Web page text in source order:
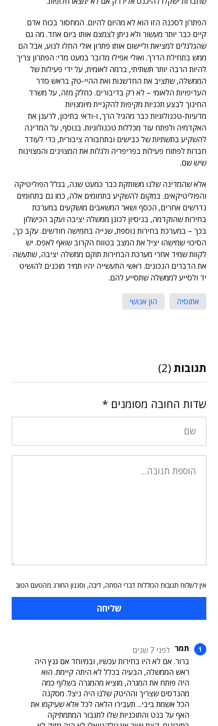
הפתרון לסכנה הזו הוא לא מהיום להיום. המחסור בכוח אדם
קיים כבר יותר מעשור ולא ניתן לצמצם אותו ביום אחד. מה גם
שהגלגלים למציאת וליישום אותו פתרון אולי החלו לנוע, אבל הם
ממש בתחילת הדרך. ואולי אפילו מדובר במעט מדי: הפתרון צריך
להיות הרבה יותר תשתיתי, ברמה לאומית, על ידי פעילות של
הממשלה, שתציב את החדשנות ואת ההיי-טק בראש סדר
העדיפויות הלאומי – לא רק בדיבורים. כחלק מזה, על משרד
החינוך לבצע תכניות מקיפות להקניית מיומנויות
מדעיות-טכנולוגיות כבר מהגיל הרך, ו-ודאי בתיכון, לרענן את
האקדמיה ולפתח עוד מכללות טכנולוגיות. בנוסף, על המדינה
להשקיע בתשתיות של כבישים ובתחבורה ציבורית, כדי לעודד
חברות לפתוח פעילות בפריפריה ולגלות את המצוינים והמצוינות
שיש שם.
אלא שהמדינה שלנו משותקת כבר כמעט שנה, בגלל הפוליטיקה
והפוליטיקאים. במקום להשקיע בתחומים אלה, כמו גם בתחומים
נדרשים אחרים, הכסף ושאר המשאבים מושקעים במערכת
בחירות שהוקדמה, בניסיון לכונן ממשלה יציבה ועקב הכישלון
בכך – במערכת בחירות נוספת, שנייה בחמישה חודשים. עקב כך,
הסיכוי שמישהו יציל את המצב בטווח הקרוב שואף לאפס. יש
לקוות שמיד אחרי מערכת הבחירות תוקם ממשלה יציבה, שתעשה
את הדברים הנכונים. ראשי התעשייה יהיו תמיד מוכנים להושיט
יד ולסייע לממשלה שתסייע להם.
אתוסיה הון אנושי
תגובות (2)
שדות החובה מסומנים *
אין לשלוח תגובות הכוללות דברי הסתה, דיבה, וסגנון החורג מהטעם הטוב
תמר לפני 7 שנים
ברור. אם לא היו בחירות עכשיו, ובמיוחד אם גנץ היה
ראש הממשלה, הבעיה בכלל לא היתה קיימת. הוא
היה פותח את המגרה, מוציא מהמגרה בשלוף כמה
מהנדסים שצריך וההיטק שלנו היה ניצל. מסקנה
הכל אשמת ביבי... תעבירו הלאה לכל אלא שעיקמו את
האף על בנט והתוכניות שלו לתגבור המתמתיקה